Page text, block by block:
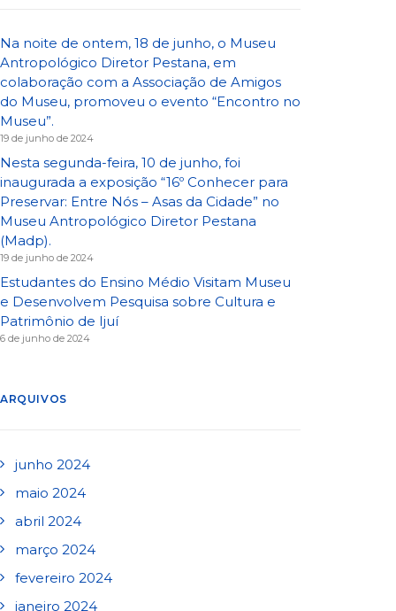
Na noite de ontem, 18 de junho, o Museu
Antropológico Diretor Pestana, em
colaboração com a Associação de Amigos
do Museu, promoveu o evento “Encontro no
Museu”.
19 de junho de 2024
Nesta segunda-feira, 10 de junho, foi
inaugurada a exposição “16º Conhecer para
Preservar: Entre Nós – Asas da Cidade” no
Museu Antropológico Diretor Pestana
(Madp).
19 de junho de 2024
Estudantes do Ensino Médio Visitam Museu
e Desenvolvem Pesquisa sobre Cultura e
Patrimônio de Ijuí
6 de junho de 2024
ARQUIVOS
junho 2024
maio 2024
abril 2024
março 2024
fevereiro 2024
janeiro 2024